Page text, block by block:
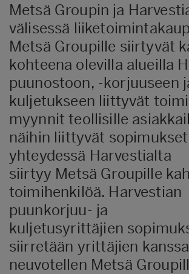
Metsä Groupin ja
välisessä
Metsä Groupille siirtyvät
kohteena olevilla alueilla
puunostoon, -korjuuseen
kuljetukseen liittyvät
myynnit teollisille
näihin liittyvät
yhteydessä Harvestialta
siirtyy Metsä Groupille
toimihenkilöä. Harvestian
puunkorjuu- ja
kuljetusyrittäjien
siirretään yrittäjien kanssa
neuvotellen Metsä